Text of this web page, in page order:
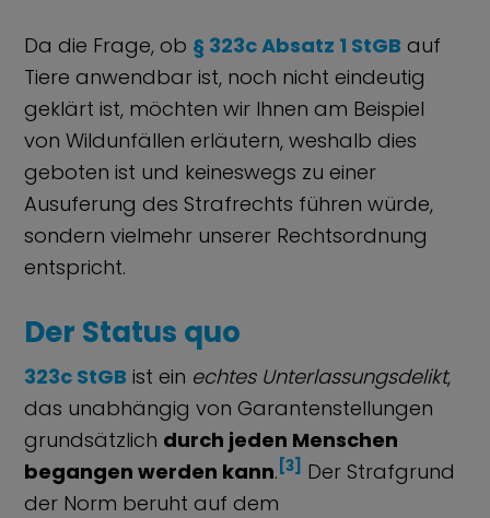
Da die Frage, ob § 323c Absatz 1 StGB auf
Tiere anwendbar ist, noch nicht eindeutig
geklärt ist, möchten wir Ihnen am Beispiel
von Wildunfällen erläutern, weshalb dies
geboten ist und keineswegs zu einer
Ausuferung des Strafrechts führen würde,
sondern vielmehr unserer Rechtsordnung
entspricht.
Der Status quo
323c StGB ist ein echtes Unterlassungsdelikt,
das unabhängig von Garantenstellungen
grundsätzlich durch jeden Menschen
begangen werden kann. [3] Der Strafgrund
der Norm beruht auf dem